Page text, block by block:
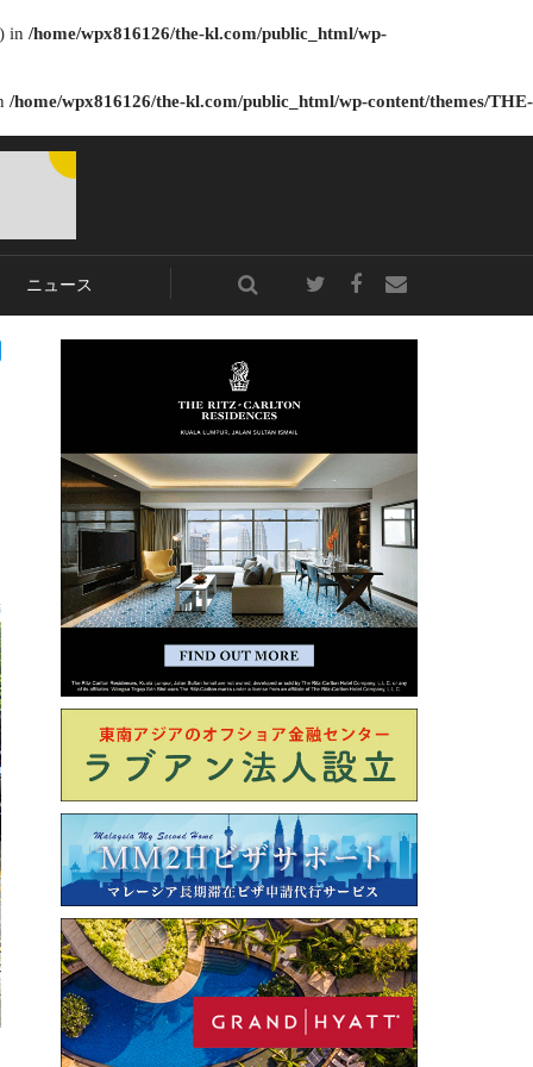
in /home/wpx816126/the-kl.com/public_html/wp-
/home/wpx816126/the-kl.com/public_html/wp-content/themes/THE-
ニュース